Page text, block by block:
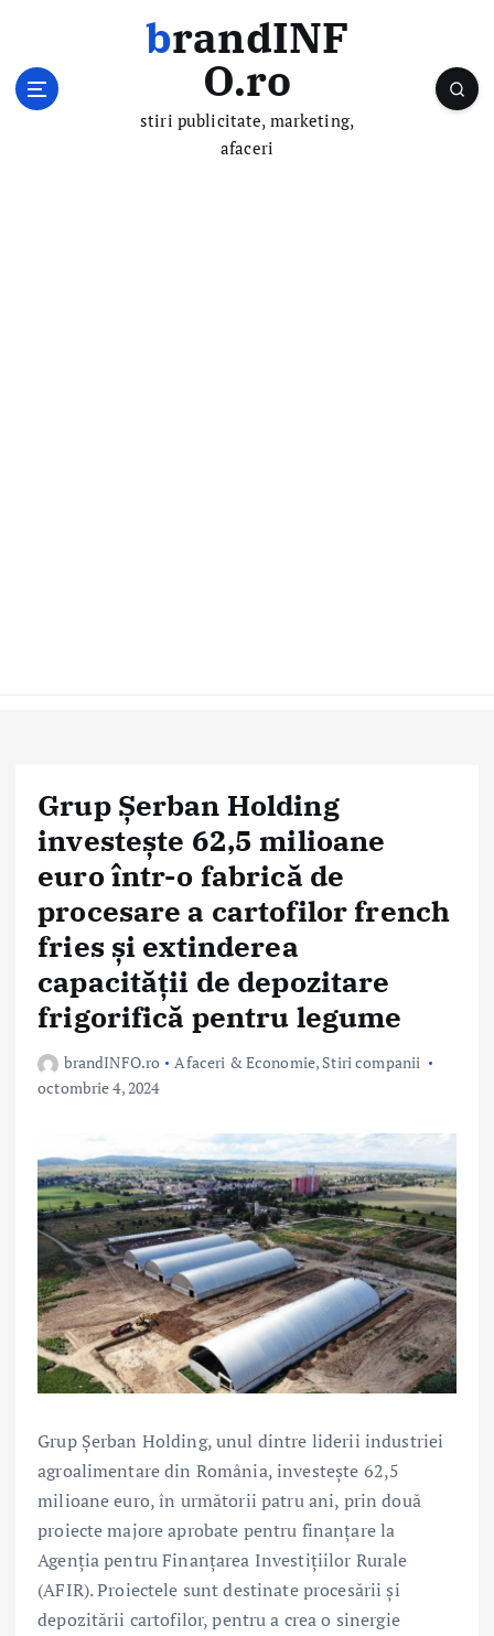
brandINF
O.ro
stiri publicitate, marketing,
afaceri
Grup Șerban Holding
investește 62,5 milioane
euro într-o fabrică de
procesare a cartofilor french
fries și extinderea
capacității de depozitare
frigorifică pentru legume
brandINFO.ro Afaceri & Economie, Stiri companii
octombrie 4, 2024
Grup Șerban Holding, unul dintre liderii industriei
agroalimentare din România, investește 62,5
milioane euro, în următorii patru ani, prin două
proiecte majore aprobate pentru finanțare la
Agenția pentru Finanțarea Investițiilor Rurale
(AFIR). Proiectele sunt destinate procesării și
depozitării cartofilor, pentru a crea o sinergie